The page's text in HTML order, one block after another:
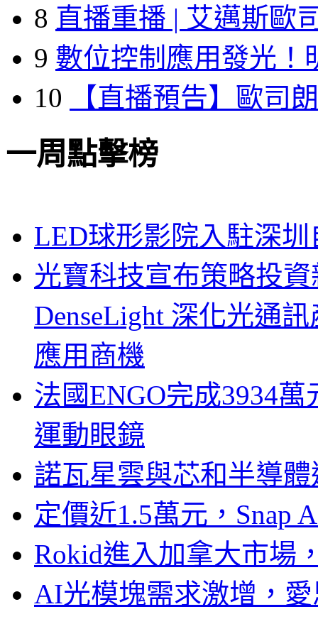
8 直播重播 | 艾邁斯歐
9 數位控制應用發光！
10
【直播預告】歐司
一周點擊榜
LED球形影院入駐深
光寶科技宣布策略投
DenseLight 深化光通
應用商機
法國ENGO完成3934
運動眼鏡
諾瓦星雲與芯和半導
定價近1.5萬元，Snap
Rokid進入加拿大市場
AI光模塊需求激增，